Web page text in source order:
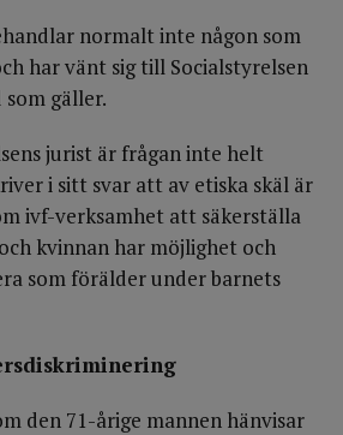
normalt inte någon som
har vänt sig till Socialstyrelsen
gäller.
jurist är frågan inte helt
i sitt svar att av etiska skäl är
ivf-verksamhet att säkerställa
kvinnan har möjlighet och
som förälder under barnets
den 71-årige mannen hänvisar